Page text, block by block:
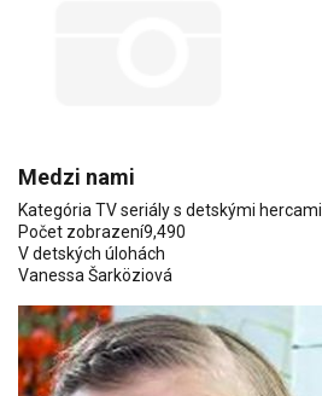
Medzi nami
Kategória TV seriály s detskými hercami
Počet zobrazení9,490
V detských úlohách
Vanessa Šarköziová